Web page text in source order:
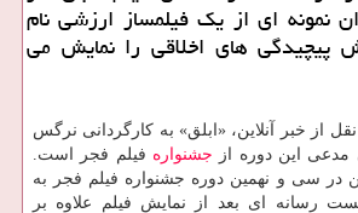
نمونه ای از یک فیلمساز ارزشی نام
پیچیدگی های اخلاقی را نمایش می
از خبر آنلاین، «ابلق» به کارگردانی نرگس
مدعی این دوره از جشنواره فیلم فجر است.
امروز ۱۴ بهمن در سی و نهمین دوره جشنواره فیلم فجر به
رسانه ای بعد از نمایش فیلم علاوه بر